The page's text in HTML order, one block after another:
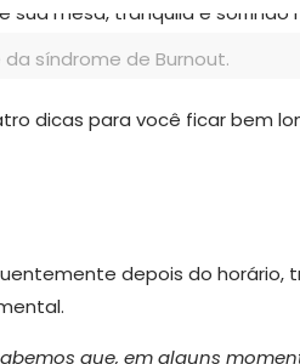
síndrome de Burnout.
dicas para você ficar bem
depois do horário,
que, em alguns